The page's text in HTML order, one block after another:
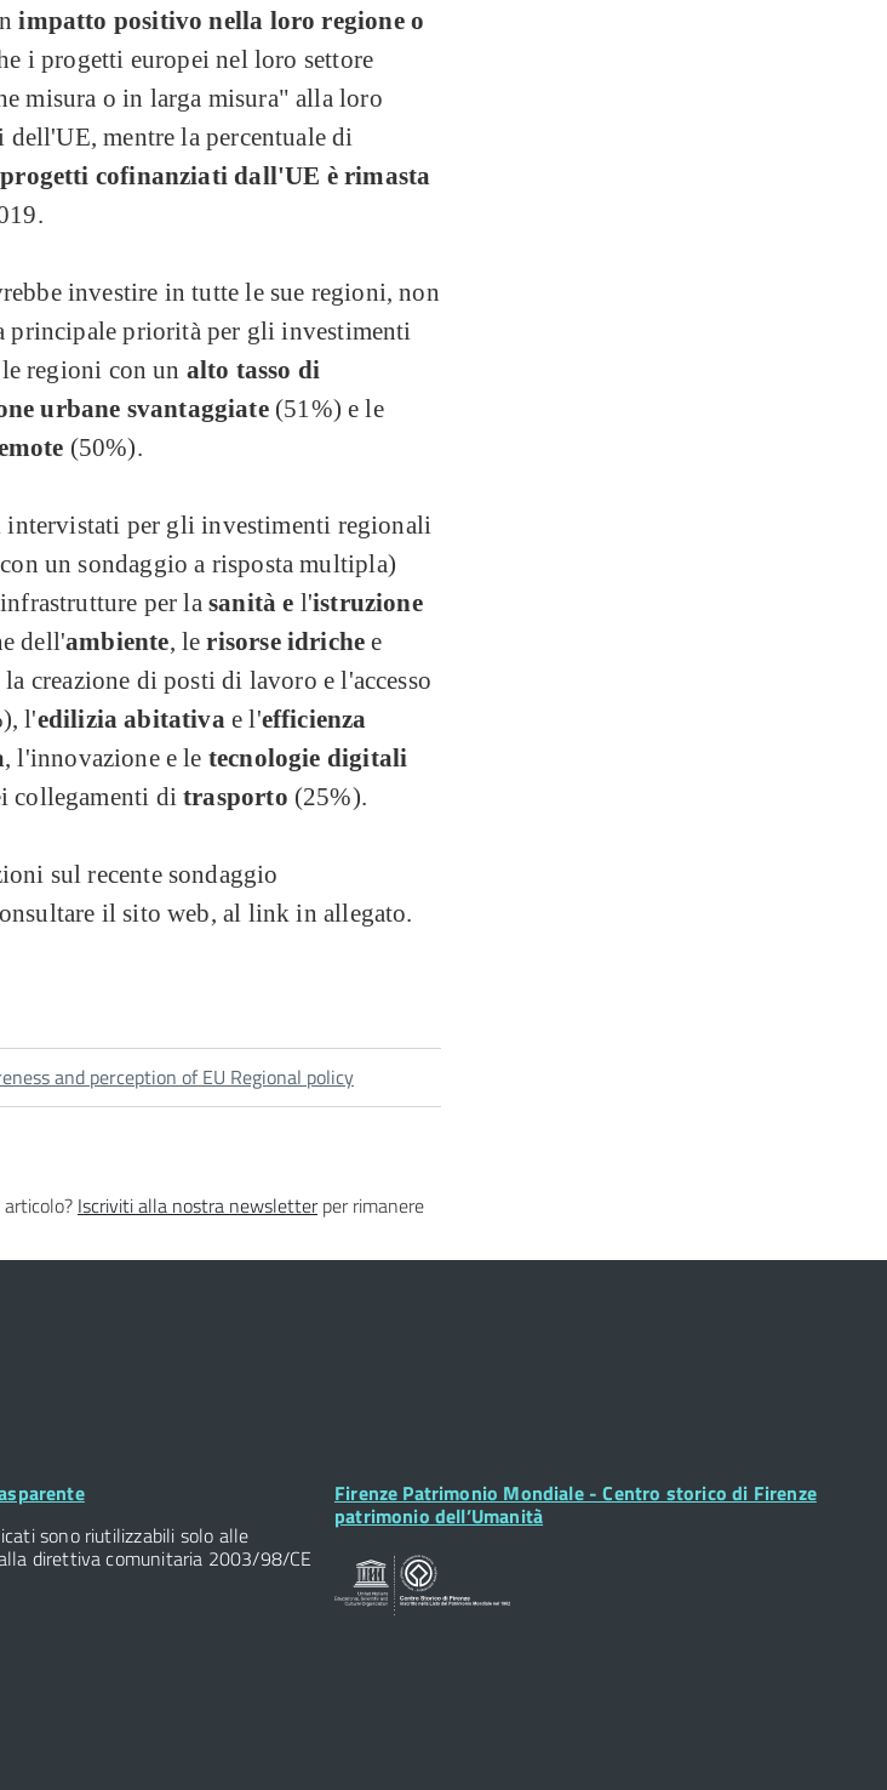
impatto positivo nella loro regione o
i progetti europei nel loro settore
misura o in larga misura" alla loro
dell'UE, mentre la percentuale di
progetti cofinanziati dall'UE è rimasta
investire in tutte le sue regioni, non
principale priorità per gli investimenti
regioni con un alto tasso di
urbane svantaggiate(51%) e le
(50%).
per gli investimenti regionali
un sondaggio a risposta multipla)
per la sanità e l'istruzione
dell'ambiente, lerisorse idriche e
creazione di posti di lavoro e l'accesso
l'edilizia abitativae l'efficienza
, l'innovazione e le tecnologie digitali
collegamenti ditrasporto (25%).
sul recente sondaggio
il sito web, al link in allegato.
and perception of EU Regional policy
Iscriviti alla nostra newsletterper rimanere
sono riutilizzabili solo alle
direttiva comunitaria 2003/98/CE
Footer
Widget
Firenze Patrimonio Mondiale - Centro storico di Firenze
patrimonio dell’Umanità